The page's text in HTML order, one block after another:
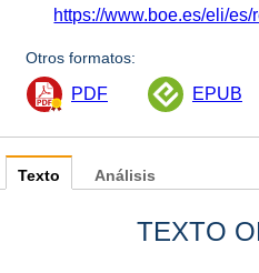
https://www.boe.es/eli/
Otros formatos:
PDF EPUB
Texto
TEXTO
Análisis